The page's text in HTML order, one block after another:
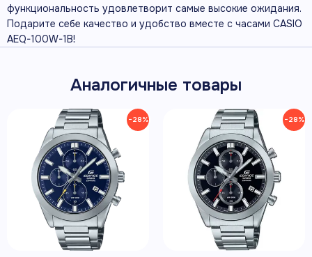
функциональность удовлетворит самые высокие ожидания.
Подарите себе качество и удобство вместе с часами CASIO
AEQ-100W-1B!
Аналогичные товары
−28% −28%